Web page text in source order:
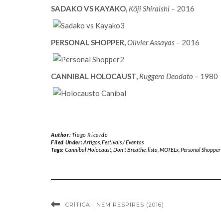
SADAKO VS KAYAKO, Kōji Shiraishi – 2016
PERSONAL SHOPPER,Olivier Assayas – 2016
CANNIBAL HOLOCAUST, Ruggero Deodato – 1980
Author:Tiago Ricardo
Filed Under:Artigos, Festivais / Eventos
Tags: Cannibal Holocaust, Don't Breathe, lista MOTELx, Personal Shopper
CRÍTICA | NEM RESPIRES (2016)